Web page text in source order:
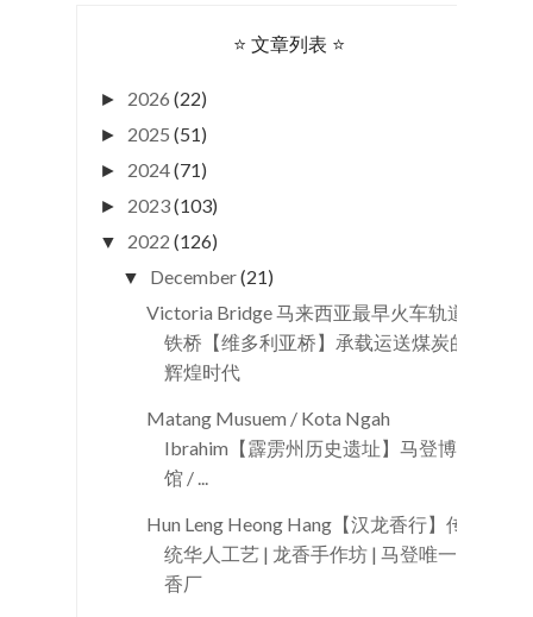
⭐ 文章列表 ⭐
► 2026 (22)
► 2025 (51)
► 2024(71)
► 2023(103)
▼ 2022 (126)
▼ December(21)
Victoria Bridge 马来西亚最早火车轨道
铁桥【维多利亚桥】承载运送煤炭的
辉煌时代
Matang Musuem / Kota Ngah
Ibrahim【霹雳州历史遗址】马登博物
馆 / ...
Hun Leng Heong Hang【汉龙香行】传
统华人工艺 | 龙香手作坊 | 马登唯一龙
香厂